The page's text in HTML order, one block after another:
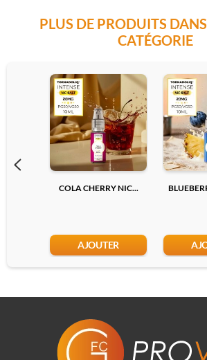
PLUS DE PRODUITS
CATÉGORIE
COLA CHERRY NIC...
AJOUTER